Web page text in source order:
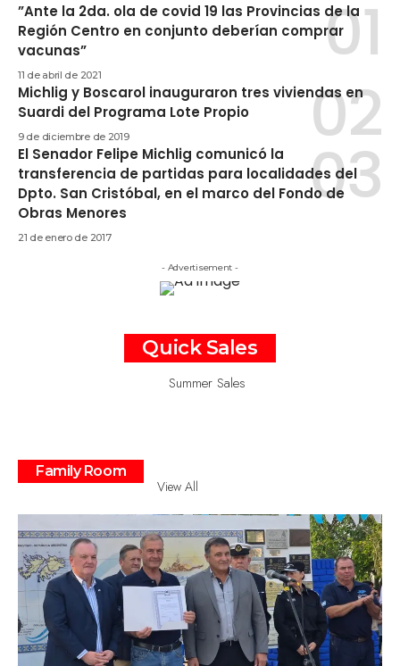
”Ante la 2da. ola de covid 19 las Provincias de la
Región Centro en conjunto deberían comprar
vacunas”
11 de abril de 2021
Michlig y Boscarol inauguraron tres viviendas en
Suardi del Programa Lote Propio
9 de diciembre de 2019
El Senador Felipe Michlig comunicó la
transferencia de partidas para localidades del
Dpto. San Cristóbal, en el marco del Fondo de
Obras Menores
21 de enero de 2017
- Advertisement -
Quick Sales
Summer Sales
Family Room
View All